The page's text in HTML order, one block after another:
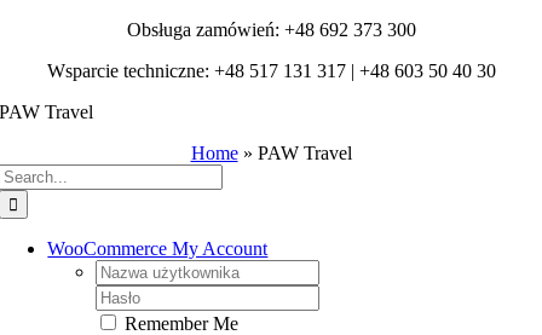
Obsługa zamówień: +48 692 373 300
Wsparcie techniczne: +48 517 131 317 | +48 603 50 40 30
PAW Travel
Home» PAW Travel
WooCommerce My Account
Username:
Password:
Remember Me